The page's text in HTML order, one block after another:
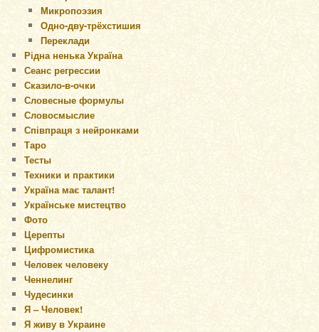
Микропоэзия
Одно-дву-трёхстишия
Переклади
Рідна ненька Україна
Сеанс регрессии
Сказило-в-очки
Словесные формулы
Словосмыслие
Співпраця з нейронками
Таро
Тесты
Техники и практики
Україна має талант!
Українське мистецтво
Фото
Церепты
Цифромистика
Человек человеку
Ченнелинг
Чудесинки
Я – Человек!
Я живу в Украине